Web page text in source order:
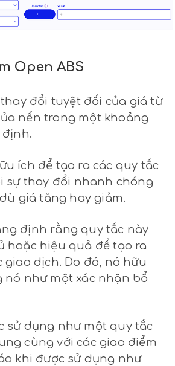
Open ABS
đổi tuyệt đối của giá từ
nến trong một khoảng
ích để tạo ra các quy tắc
sự thay đổi nhanh chóng
giá tăng hay giảm.
định rằng quy tắc này
hoặc hiệu quả để tạo ra
giao dịch. Do đó, nó hữu
nó như một xác nhận bổ
sử dụng như một quy tắc
cùng với các giao điểm
khi được sử dụng như